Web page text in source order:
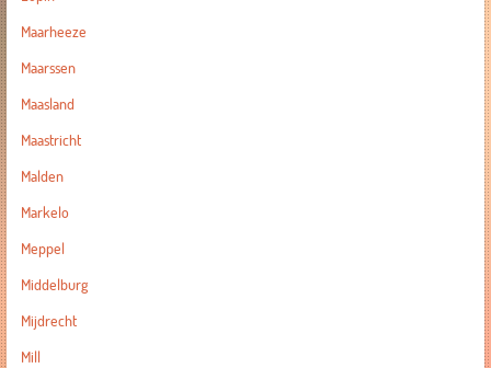
Maarheeze
Maarssen
Maasland
Maastricht
Malden
Markelo
Meppel
Middelburg
Mijdrecht
Mill